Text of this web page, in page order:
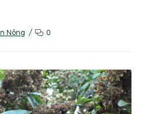
Nông 0